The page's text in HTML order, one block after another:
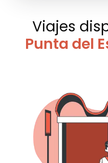
Viajes
Punta del